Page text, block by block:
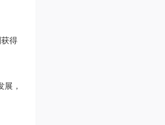
得
，